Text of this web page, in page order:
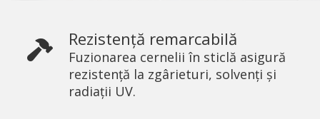
Rezistență remarcabilă
Fuzionarea cernelii în sticlă asigură
rezistență la zgârieturi, solvenți și
radiații UV.